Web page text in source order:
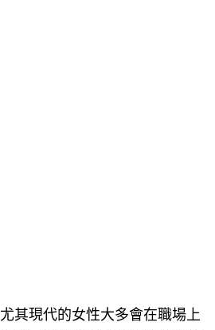
尤其現代的女性大多會在職場上